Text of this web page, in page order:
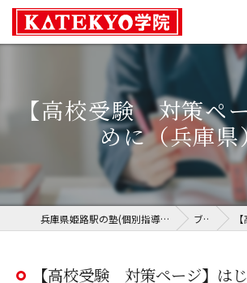
【高校受験 対策ペ
めに（兵庫県
兵庫県姫路駅の塾(個別指導)ならKATEKYO学院 姫路校 ブログ 【
【高校受験 対策ページ】は